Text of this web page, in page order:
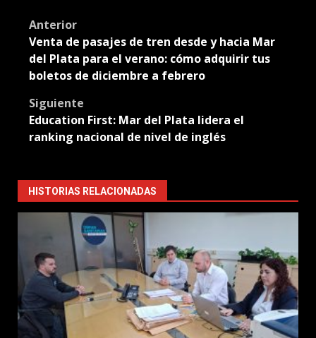
Post
navigation
Anterior
Venta de pasajes de tren desde y hacia Mar
del Plata para el verano: cómo adquirir tus
boletos de diciembre a febrero
Siguiente
Education First: Mar del Plata lidera el
ranking nacional de nivel de inglés
HISTORIAS RELACIONADAS